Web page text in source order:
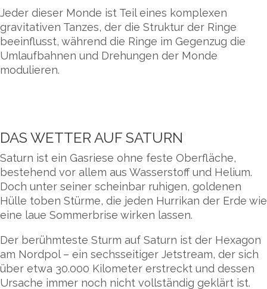
Jeder dieser Monde ist Teil eines komplexen
gravitativen Tanzes, der die Struktur der Ringe
beeinflusst, während die Ringe im Gegenzug die
Umlaufbahnen und Drehungen der Monde
modulieren.
DAS WETTER AUF SATURN
Saturn ist ein Gasriese ohne feste Oberfläche,
bestehend vor allem aus Wasserstoff und Helium.
Doch unter seiner scheinbar ruhigen, goldenen
Hülle toben Stürme, die jeden Hurrikan der Erde wie
eine laue Sommerbrise wirken lassen.
Der berühmteste Sturm auf Saturn ist der Hexagon
am Nordpol – ein sechsseitiger Jetstream, der sich
über etwa 30.000 Kilometer erstreckt und dessen
Ursache immer noch nicht vollständig geklärt ist.